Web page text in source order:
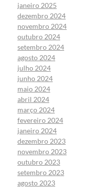
janeiro 2025
dezembro 2024
novembro 2024
outubro 2024
setembro 2024
agosto 2024
julho 2024
junho 2024
maio 2024
abril 2024
março 2024
fevereiro 2024
janeiro 2024
dezembro 2023
novembro 2023
outubro 2023
setembro 2023
agosto 2023